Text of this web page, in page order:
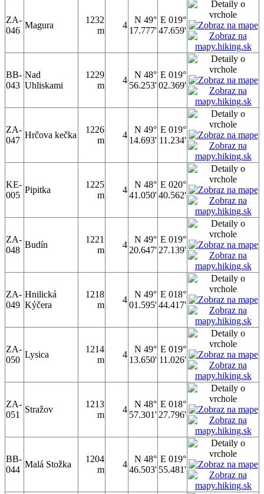
ZA-
046
Magura
1232
m
4
N 49°
17.777'
E 019°
47.659'
BB-
043
Nad
Uhliskami
1229
m
4
N 48°
56.253'
E 019°
02.369'
ZA-
047
Hrčova kečka
1226
m
4
N 49°
14.693'
E 019°
11.234'
KE-
005
Pipitka
1225
m
4
N 48°
41.050'
E 020°
40.562'
ZA-
048
Budín
1221
m
4
N 49°
20.647'
E 019°
27.139'
ZA-
049
Hnilická
Kýčera
1218
m
4
N 49°
01.595'
E 018°
44.417'
ZA-
050
Lysica
1214
m
4
N 49°
13.650'
E 019°
11.026'
ZA-
051
Stražov
1213
m
4
N 48°
57.301'
E 018°
27.796'
BB-
044
Malá Stožka
1204
m
4
N 48°
46.503'
E 019°
55.481'